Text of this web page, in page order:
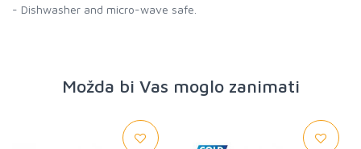
- Dishwasher and micro-wave safe.
Možda bi Vas moglo zanimati